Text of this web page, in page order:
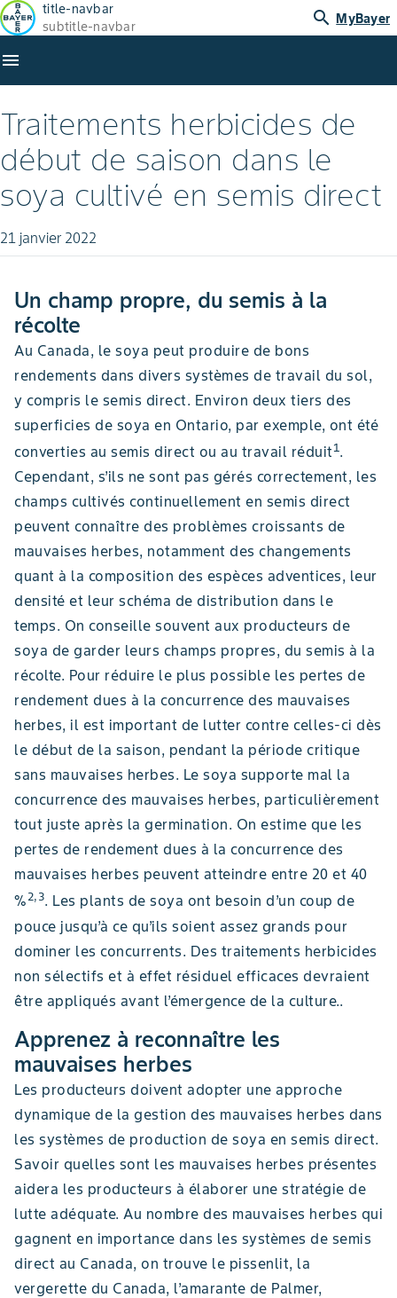
title-navbar
subtitle-navbar
search MyBayer
menu
Traitements herbicides de
début de saison dans le
soya cultivé en semis direct
21 janvier 2022
Un champ propre, du semis à la
récolte
Au Canada, le soya peut produire de bons
rendements dans divers systèmes de travail du sol,
y compris le semis direct. Environ deux tiers des
superficies de soya en Ontario, par exemple, ont été
converties au semis direct ou au travail réduit1.
Cependant, s’ils ne sont pas gérés correctement, les
champs cultivés continuellement en semis direct
peuvent connaître des problèmes croissants de
mauvaises herbes, notamment des changements
quant à la composition des espèces adventices, leur
densité et leur schéma de distribution dans le
temps. On conseille souvent aux producteurs de
soya de garder leurs champs propres, du semis à la
récolte. Pour réduire le plus possible les pertes de
rendement dues à la concurrence des mauvaises
herbes, il est important de lutter contre celles-ci dès
le début de la saison, pendant la période critique
sans mauvaises herbes. Le soya supporte mal la
concurrence des mauvaises herbes, particulièrement
tout juste après la germination. On estime que les
pertes de rendement dues à la concurrence des
mauvaises herbes peuvent atteindre entre 20 et 40
%2,3. Les plants de soya ont besoin d’un coup de
pouce jusqu’à ce qu’ils soient assez grands pour
dominer les concurrents. Des traitements herbicides
non sélectifs et à effet résiduel efficaces devraient
être appliqués avant l’émergence de la culture..
Apprenez à reconnaître les
mauvaises herbes
Les producteurs doivent adopter une approche
dynamique de la gestion des mauvaises herbes dans
les systèmes de production de soya en semis direct.
Savoir quelles sont les mauvaises herbes présentes
aidera les producteurs à élaborer une stratégie de
lutte adéquate. Au nombre des mauvaises herbes qui
gagnent en importance dans les systèmes de semis
direct au Canada, on trouve le pissenlit, la
vergerette du Canada, l’amarante de Palmer,